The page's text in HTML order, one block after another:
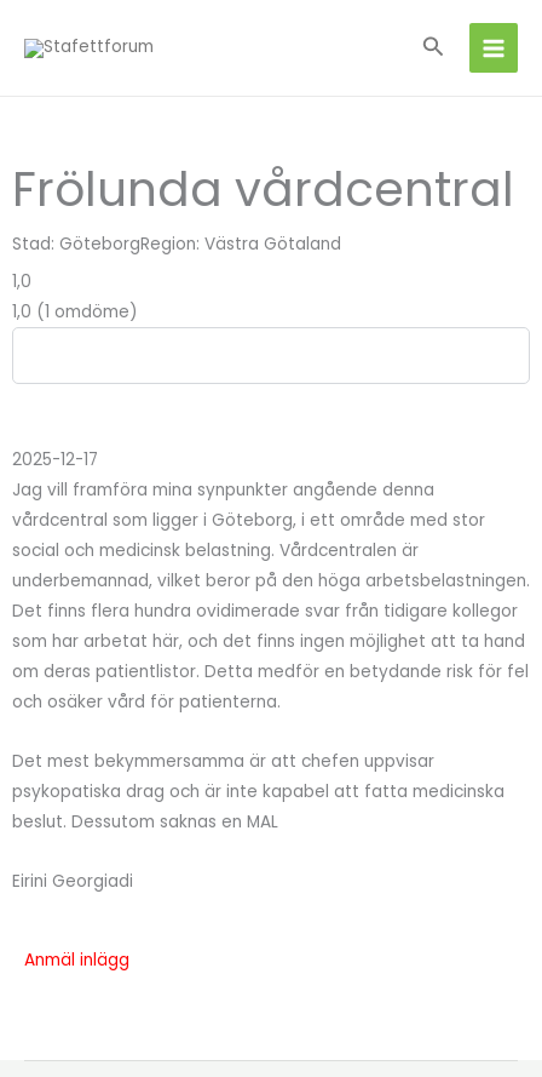
Sök
Frölunda vårdcentral
Stad: GöteborgRegion: Västra Götaland
1,0
1,0 (1 omdöme)
2025-12-17
Jag vill framföra mina synpunkter angående denna
vårdcentral som ligger i Göteborg, i ett område med stor
social och medicinsk belastning. Vårdcentralen är
underbemannad, vilket beror på den höga arbetsbelastningen.
Det finns flera hundra ovidimerade svar från tidigare kollegor
som har arbetat här, och det finns ingen möjlighet att ta hand
om deras patientlistor. Detta medför en betydande risk för fel
och osäker vård för patienterna.
Det mest bekymmersamma är att chefen uppvisar
psykopatiska drag och är inte kapabel att fatta medicinska
beslut. Dessutom saknas en MAL
Eirini Georgiadi
Anmäl inlägg